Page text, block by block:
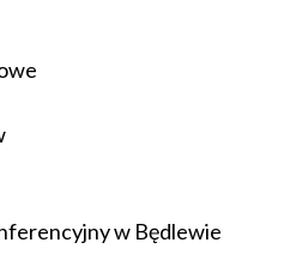
w Będlewie